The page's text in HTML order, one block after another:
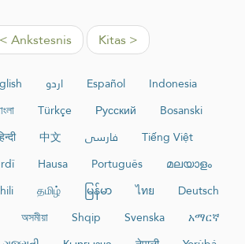
< Ankstesnis Kitas >
اردو Español
Indonesia
Türkçe Русский
Bosanski
中文 فارسی
Tiếng Việt
Hausa Português
മലയാളം
தமிழ் မြန်မာ ไทย
Deutsch
অসমীয়া Shqip Svenska
አማርኛ